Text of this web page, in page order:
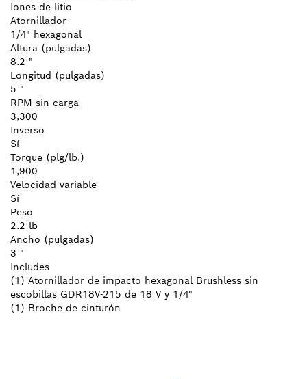
Iones de litio
Atornillador
1/4" hexagonal
Altura (pulgadas)
8.2 "
Longitud (pulgadas)
5 "
RPM sin carga
3,300
Inverso
Sí
Torque (plg/lb.)
1,900
Velocidad variable
Sí
Peso
2.2 lb
Ancho (pulgadas)
3 "
Includes
(1) Atornillador de impacto hexagonal Brushless sin
escobillas GDR18V-215 de 18 V y 1/4"
(1) Broche de cinturón